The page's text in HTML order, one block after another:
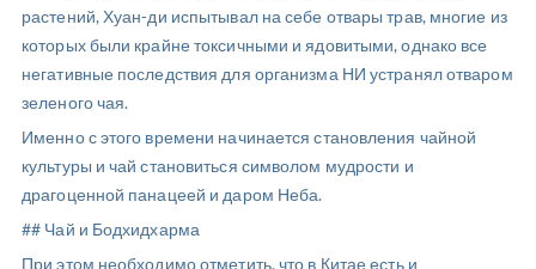
растений, Хуан-ди испытывал на себе отвары трав, многие из
которых были крайне токсичными и ядовитыми, однако все
негативные последствия для организма НИ устранял отваром
зеленого чая.
Именно с этого времени начинается становления чайной
культуры и чай становиться символом мудрости и
драгоценной панацеей и даром Неба.
## Чай и Бодхидхарма
При этом необходимо отметить, что в Китае есть и